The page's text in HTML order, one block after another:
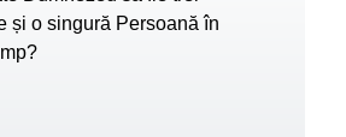
și o singură Persoană în